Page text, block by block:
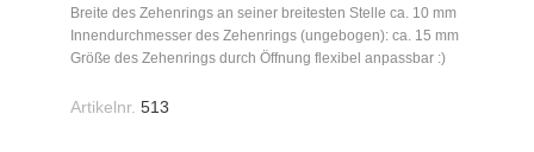
Breite des Zehenrings an seiner breitesten Stelle ca. 10 mm
Innendurchmesser des Zehenrings (ungebogen): ca. 15 mm
Größe des Zehenrings durch Öffnung flexibel anpassbar :)
Artikelnr. 513